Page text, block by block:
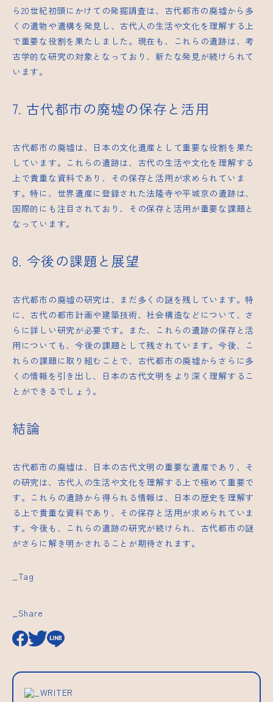
ら20世紀初頭にかけての発掘調査は、古代都市の廃墟から多
くの遺物や遺構を発見し、古代人の生活や文化を理解する上
で重要な役割を果たしました。現在も、これらの遺跡は、考
古学的な研究の対象となっており、新たな発見が続けられて
います。
7. 古代都市の廃墟の保存と活用
古代都市の廃墟は、日本の文化遺産として重要な役割を果た
しています。これらの遺跡は、古代の生活や文化を理解する
上で貴重な資料であり、その保存と活用が求められていま
す。特に、世界遺産に登録された法隆寺や平城京の遺跡は、
国際的にも注目されており、その保存と活用が重要な課題と
なっています。
8. 今後の課題と展望
古代都市の廃墟の研究は、まだ多くの謎を残しています。特
に、古代の都市計画や建築技術、社会構造などについて、さ
らに詳しい研究が必要です。また、これらの遺跡の保存と活
用についても、今後の課題として残されています。今後、こ
れらの課題に取り組むことで、古代都市の廃墟からさらに多
くの情報を引き出し、日本の古代文明をより深く理解するこ
とができるでしょう。
結論
古代都市の廃墟は、日本の古代文明の重要な遺産であり、そ
の研究は、古代人の生活や文化を理解する上で極めて重要で
す。これらの遺跡から得られる情報は、日本の歴史を理解す
る上で貴重な資料であり、その保存と活用が求められていま
す。今後も、これらの遺跡の研究が続けられ、古代都市の謎
がさらに解き明かされることが期待されます。
_Tag
_Share
_WRITER